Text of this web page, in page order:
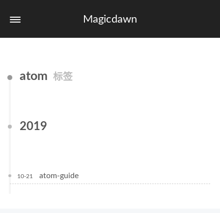
Magicdawn
atom 标签
2019
10-21 atom-guide